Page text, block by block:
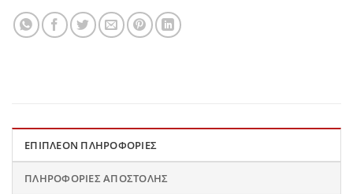
ΕΠΙΠΛΈΟΝ ΠΛΗΡΟΦΟΡΊΕΣ
ΠΛΗΡΟΦΟΡΊΕΣ ΑΠΟΣΤΟΛΉΣ